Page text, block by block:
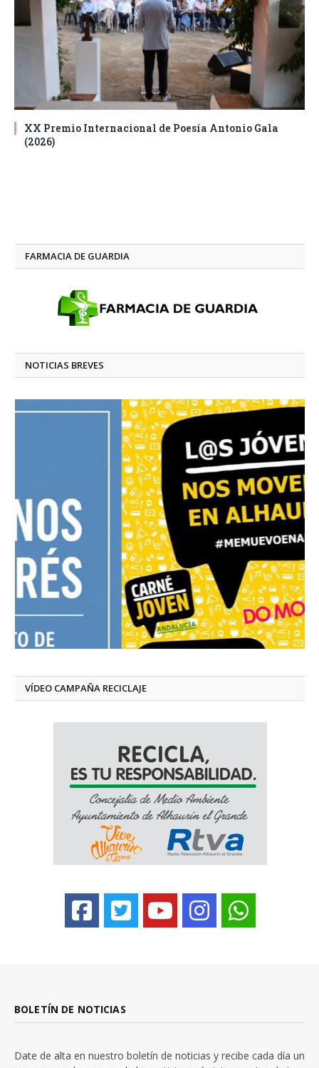
XX Premio Internacional de Poesía Antonio Gala
(2026)
FARMACIA DE GUARDIA
NOTICIAS BREVES
VÍDEO CAMPAÑA RECICLAJE
BOLETÍN DE NOTICIAS
Date de alta en nuestro boletín de noticias y recibe cada día un